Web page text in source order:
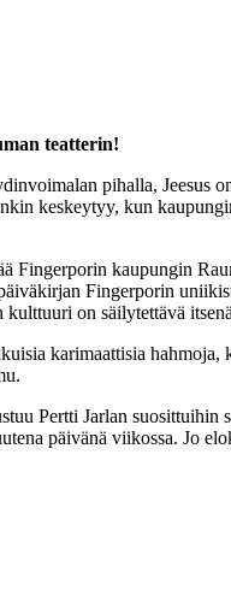
teatterin!
pihalla, Jeesus
keskeytyy, kun
kaupungin
Fingerporin
on säilytettävä
karimaattisia
Pertti Jarlan
päivänä viikossa. Jo